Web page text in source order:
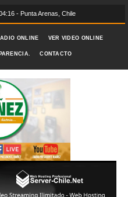
- Punta Arenas, Chile
ONLINE VER VIDEO ONLINE
CONTACTO